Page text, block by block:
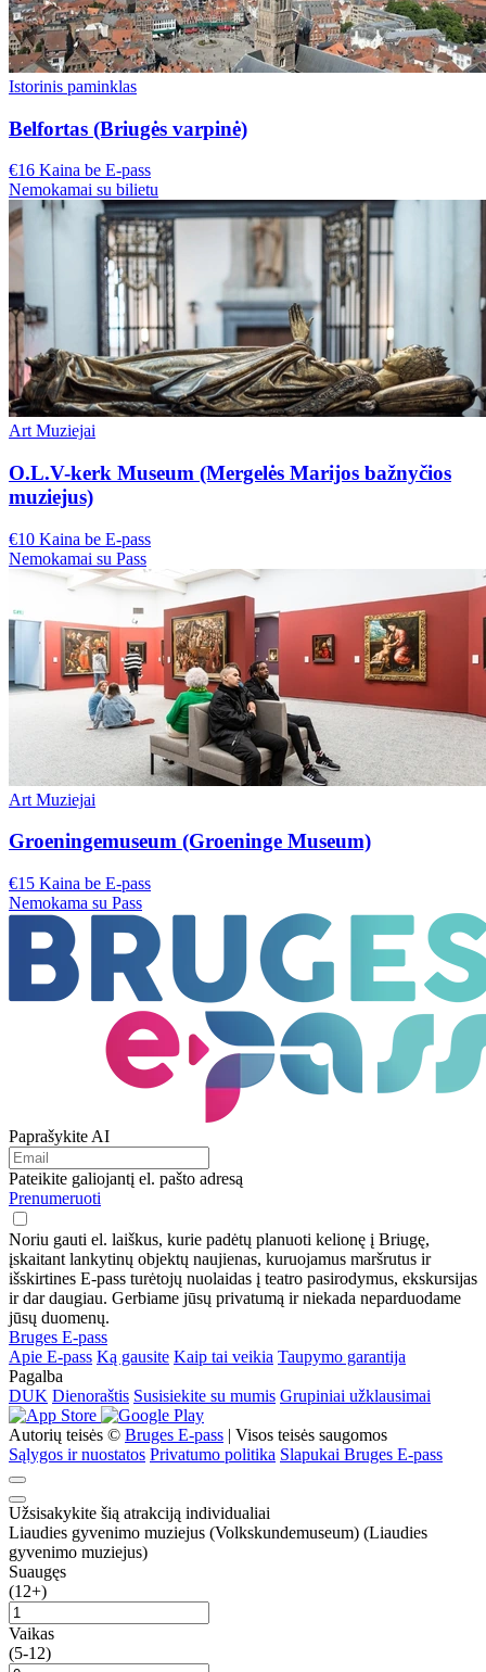
Istorinis paminklas
Belfortas (Briugės varpinė)
€16 Kaina be E-pass
Nemokamai su bilietu
Art Muziejai
O.L.V-kerk Museum (Mergelės Marijos bažnyčios
muziejus)
€10 Kaina be E-pass
Nemokamai su Pass
Art Muziejai
Groeningemuseum (Groeninge Museum)
€15 Kaina be E-pass
Nemokama su Pass
Paprašykite AI
Pateikite galiojantį el. pašto adresą
Prenumeruoti
Noriu gauti el. laiškus, kurie padėtų planuoti kelionę į Briugę,
įskaitant lankytinų objektų naujienas, kuruojamus maršrutus ir
išskirtines E-pass turėtojų nuolaidas į teatro pasirodymus, ekskursijas
ir dar daugiau. Gerbiame jūsų privatumą ir niekada neparduodame
jūsų duomenų.
Bruges E-pass
Apie E-pass Ką gausite Kaip tai veikia Taupymo garantija
Pagalba
DUK Dienoraštis Susisiekite su mumis Grupiniai užklausimai
Autorių teisės © Bruges E-pass | Visos teisės saugomos
Sąlygos ir nuostatos Privatumo politika Slapukai Bruges E-pass
Užsisakykite šią atrakciją individualiai
Liaudies gyvenimo muziejus (Volkskundemuseum) (Liaudies
gyvenimo muziejus)
Suaugęs
(12+)
Vaikas
(5-12)